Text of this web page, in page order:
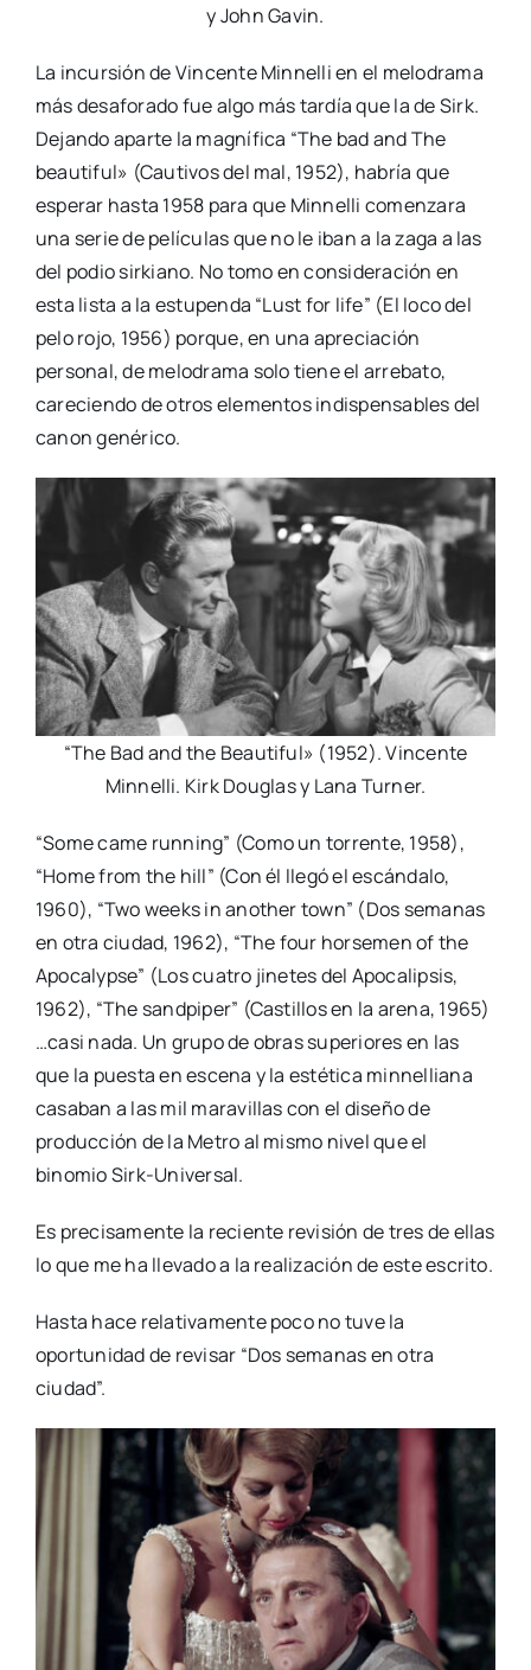
y John Gavin.
La incursión de Vincente Minnelli en el melodrama
más desaforado fue algo más tardía que la de Sirk.
Dejando aparte la magnífica “The bad and The
beautiful» (Cautivos del mal, 1952), habría que
esperar hasta 1958 para que Minnelli comenzara
una serie de películas que no le iban a la zaga a las
del podio sirkiano. No tomo en consideración en
esta lista a la estupenda “Lust for life” (El loco del
pelo rojo, 1956) porque, en una apreciación
personal, de melodrama solo tiene el arrebato,
careciendo de otros elementos indispensables del
canon genérico.
“The Bad and the Beautiful» (1952). Vincente
Minnelli. Kirk Douglas y Lana Turner.
“Some came running” (Como un torrente, 1958),
“Home from the hill” (Con él llegó el escándalo,
1960), “Two weeks in another town” (Dos semanas
en otra ciudad, 1962), “The four horsemen of the
Apocalypse” (Los cuatro jinetes del Apocalipsis,
1962), “The sandpiper” (Castillos en la arena, 1965)
…casi nada. Un grupo de obras superiores en las
que la puesta en escena y la estética minnelliana
casaban a las mil maravillas con el diseño de
producción de la Metro al mismo nivel que el
binomio Sirk-Universal.
Es precisamente la reciente revisión de tres de ellas
lo que me ha llevado a la realización de este escrito.
Hasta hace relativamente poco no tuve la
oportunidad de revisar “Dos semanas en otra
ciudad”.